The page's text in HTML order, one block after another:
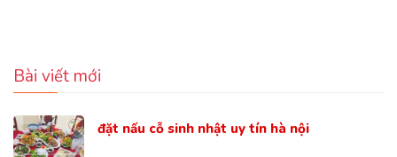
Bài viết mới
đặt nấu cỗ sinh nhật uy tín hà nội